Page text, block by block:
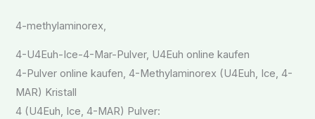
4-methylaminorex,
4-U4Euh-Ice-4-Mar-Pulver, U4Euh online kaufen
4-Pulver online kaufen, 4-Methylaminorex (U4Euh, Ice, 4-
MAR) Kristall
4 (U4Euh, Ice, 4-MAR) Pulver: